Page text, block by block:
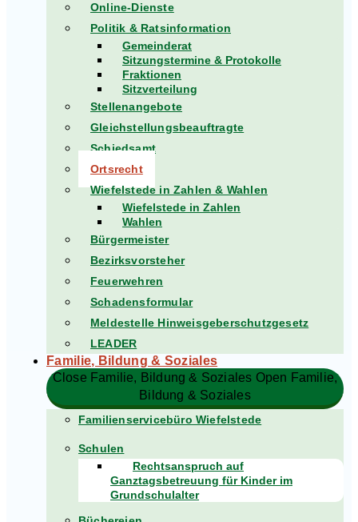
Online-Dienste
Politik & Ratsinformation
Gemeinderat
Sitzungstermine & Protokolle
Fraktionen
Sitzverteilung
Stellenangebote
Gleichstellungsbeauftragte
Schiedsamt
Ortsrecht
Wiefelstede in Zahlen & Wahlen
Wiefelstede in Zahlen
Wahlen
Bürgermeister
Bezirksvorsteher
Feuerwehren
Schadensformular
Meldestelle Hinweisgeberschutzgesetz
LEADER
Familie, Bildung & Soziales
Close Familie, Bildung & Soziales Open Familie,
Bildung & Soziales
Familienservicebüro Wiefelstede
Schulen
Rechtsanspruch auf
Ganztagsbetreuung für Kinder im
Grundschulalter